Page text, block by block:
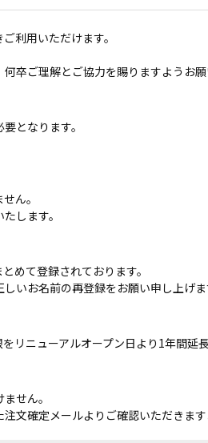
利用いただけます。
卒ご理解とご協力を賜りますようお
となります。
ん。
します。
めて登録されております。
いお名前の再登録をお願い申し上げ
リニューアルオープン日より1年間延
せん。
文確定メールよりご確認いただきま